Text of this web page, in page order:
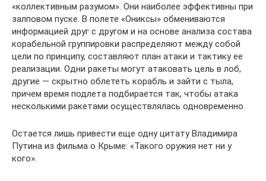
«коллективным разумом». Они наиболее эффективны при
залповом пуске. В полете «Ониксы» обмениваются
информацией друг с другом и на основе анализа состава
корабельной группировки распределяют между собой
цели по принципу, составляют план атаки и тактику ее
реализации. Одни ракеты могут атаковать цель в лоб,
другие — скрытно облететь корабль и зайти с тыла,
причем время подлета подбирается так, чтобы атака
несколькими ракетами осуществлялась одновременно.
Остается лишь привести еще одну цитату Владимира
Путина из фильма о Крыме: «Такого оружия нет ни у
кого».